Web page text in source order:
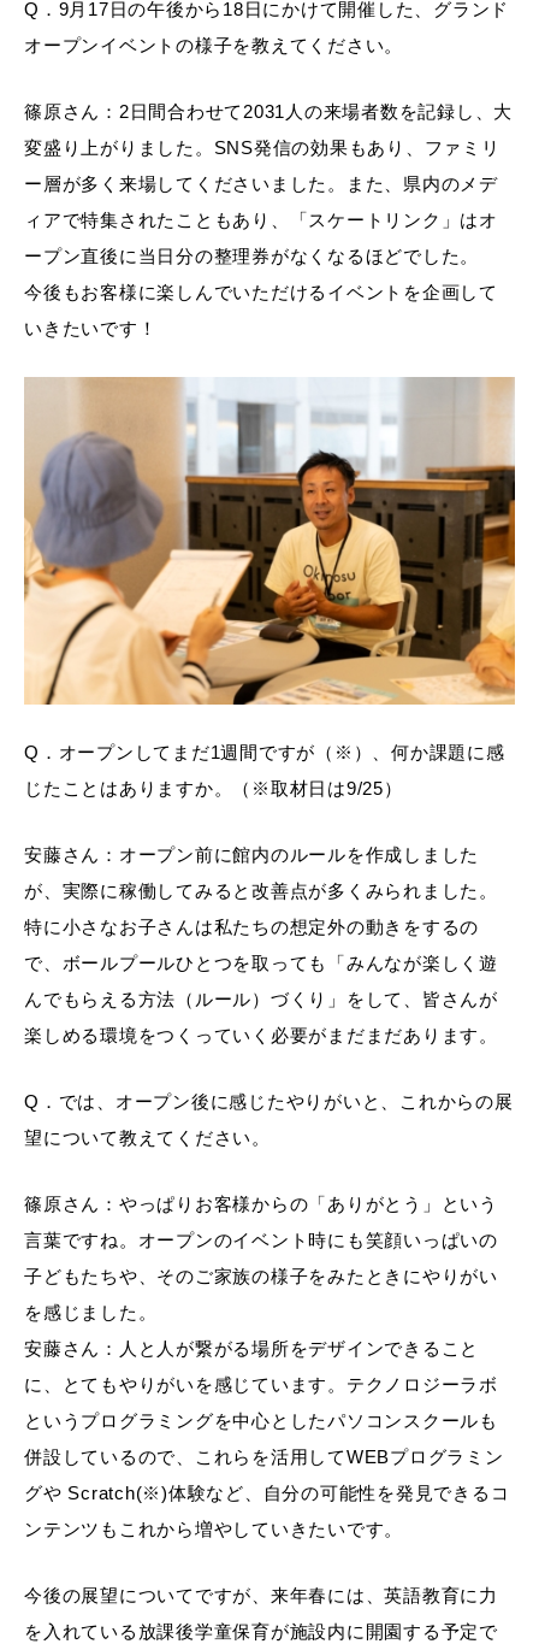
Q．9月17日の午後から18日にかけて開催した、グランド
オープンイベントの様子を教えてください。
篠原さん：2日間合わせて2031人の来場者数を記録し、大
変盛り上がりました。SNS発信の効果もあり、ファミリ
ー層が多く来場してくださいました。また、県内のメデ
ィアで特集されたこともあり、「スケートリンク」はオ
ープン直後に当日分の整理券がなくなるほどでした。
今後もお客様に楽しんでいただけるイベントを企画して
いきたいです！
Q．オープンしてまだ1週間ですが（※）、何か課題に感
じたことはありますか。（※取材日は9/25）
安藤さん：オープン前に館内のルールを作成しました
が、実際に稼働してみると改善点が多くみられました。
特に小さなお子さんは私たちの想定外の動きをするの
で、ボールプールひとつを取っても「みんなが楽しく遊
んでもらえる方法（ルール）づくり」をして、皆さんが
楽しめる環境をつくっていく必要がまだまだあります。
Q．では、オープン後に感じたやりがいと、これからの展
望について教えてください。
篠原さん：やっぱりお客様からの「ありがとう」という
言葉ですね。オープンのイベント時にも笑顔いっぱいの
子どもたちや、そのご家族の様子をみたときにやりがい
を感じました。
安藤さん：人と人が繋がる場所をデザインできること
に、とてもやりがいを感じています。テクノロジーラボ
というプログラミングを中心としたパソコンスクールも
併設しているので、これらを活用してWEBプログラミン
グや Scratch(※)体験など、自分の可能性を発見できるコ
ンテンツもこれから増やしていきたいです。
今後の展望についてですが、来年春には、英語教育に力
を入れている放課後学童保育が施設内に開園する予定で